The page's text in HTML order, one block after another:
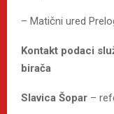
– Matični ured
Kontakt podaci
birača
Slavica Šopar –